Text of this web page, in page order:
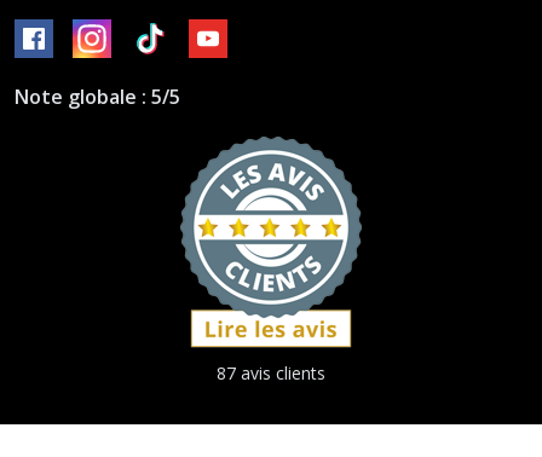
Note globale : 5/5
87 avis clients